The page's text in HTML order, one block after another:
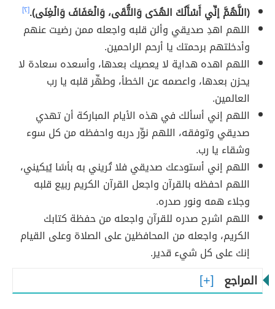
(اللَّهُمَّ إنِّي أَسْأَلُكَ الهُدَى وَالتُّقَى، وَالْعَفَافَ وَالْغِنَى).[٢]
اللهم اهدِ صديقي وألن قلبه واجعله ممن رضيت عنهم
وأدخلتهم برحمتك يا أرحم الراحمين.
اللهم اهده هداية لا يعصيك بعدها، وأسعده سعادة لا
يحزن بعدها، واعصمه عن الخطأ، وطهِّر قلبه يا رب
العالمين.
اللهم إني أسألك في هذه الأيام المباركة أن تهدي
صديقي وتوفقه، اللهم نوِّر دربه واحفظه من كل سوء
وشقاء يا رب.
اللهم إني أستودعك صديقي فلا تُريني به بأسًا يُبكيني،
اللهم احفظه بالقرآن واجعل القرآن الكريم ربيع قلبه
وجلاء همه ونور صدره.
اللهم اشرح صدره للقرآن واجعله من حفظة كتابك
الكريم، واجعله من المحافظين على الصلاة وعلى القيام
إنك على كل شيء قدير.
المراجع